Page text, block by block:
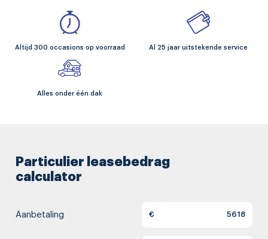
Altijd 300 occasions op voorraad Al 25 jaar uitstekende service
Alles onder één dak
Particulier leasebedrag
calculator
Aanbetaling €